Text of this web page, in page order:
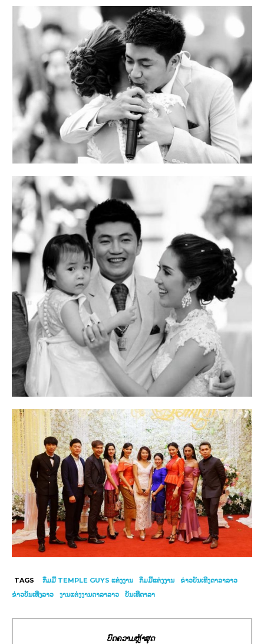
TAGS ກິ່ມມີ້ TEMPLE GUYS ແຕ່ງງານ ກິ່ມມີ້ແຕ່ງງານ
ຂ່າວບັນເທີງດາລາລາວ
ຂ່າວບັນເທີງລາວ
ງານແຕ່ງງານດາລາລາວ ບັນເທີດາລາ
ບົດຄວາມຫຼ້າສຸດ